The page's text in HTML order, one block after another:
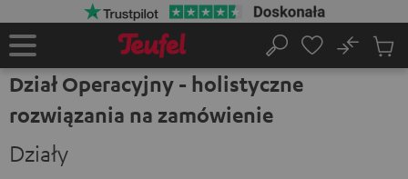
Strona
główna
Szukaj
No
Dział Operacyjny - holistyczne
rozwiązania na zamówienie
Działy